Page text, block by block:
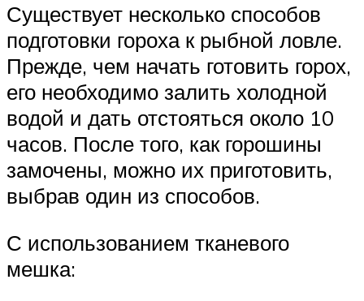
Существует несколько способов
подготовки гороха к рыбной ловле.
Прежде, чем начать готовить горох,
его необходимо залить холодной
водой и дать отстояться около 10
часов. После того, как горошины
замочены, можно их приготовить,
выбрав один из способов.
С использованием тканевого
мешка: